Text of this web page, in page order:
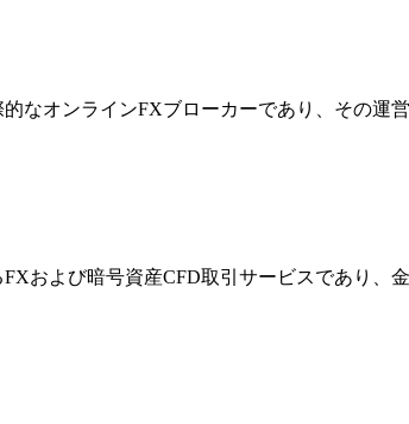
なオンラインFXブローカーであり、その
および暗号資産CFD取引サービスであり